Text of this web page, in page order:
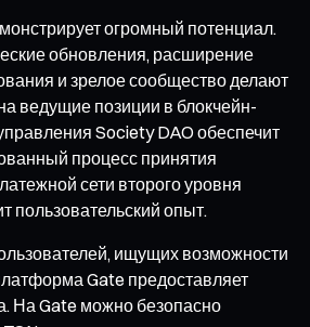
огромный потенциал.
обновления, расширение
и зрелое сообщество делают
ведущие позиции в блокчейн-
Society DAO обеспечит
процесс принятия
сети второго уровня
пользовательский опыт.
ищущих возможности
Gate предоставляет
На Gate можно безопасно